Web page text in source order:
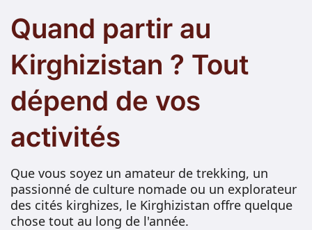
Quand partir au
Kirghizistan ? Tout
dépend de vos
activités
Que vous soyez un amateur de trekking, un
passionné de culture nomade ou un explorateur
des cités kirghizes, le Kirghizistan offre quelque
chose tout au long de l'année.